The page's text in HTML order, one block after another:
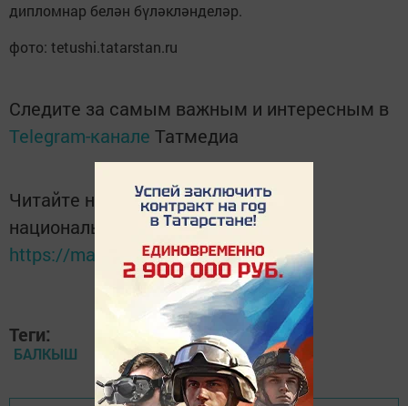
дипломнар белән бүләкләнделәр.
фото: tetushi.tatarstan.ru
Следите за самым важным и интересным в
Telegram-канале Татмедиа
Читайте новости Татарстана в
национальном мессенджере MАХ:
https://max.ru/tatmedia
Теги:
БАЛКЫШ